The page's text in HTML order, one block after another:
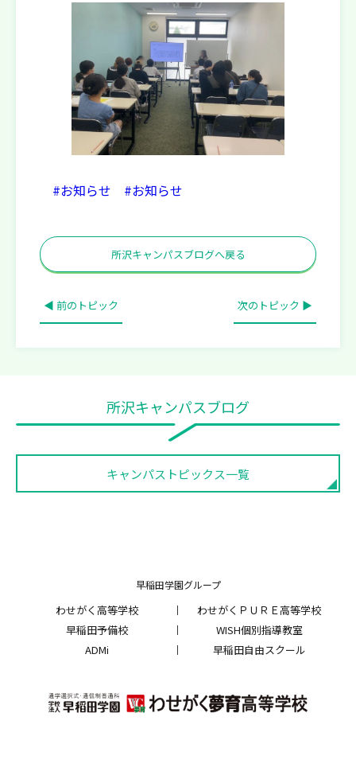
#お知らせ #お知らせ
所沢キャンパスブログへ戻る
◀ 前のトピック 次のトピック ▶
所沢キャンパスブログ
キャンパストピックス一覧
早稲田学園グループ
わせがく高等学校
わせがくＰＵＲＥ高等学校
早稲田予備校
WISH個別指導教室
ADMi
早稲田自由スクール